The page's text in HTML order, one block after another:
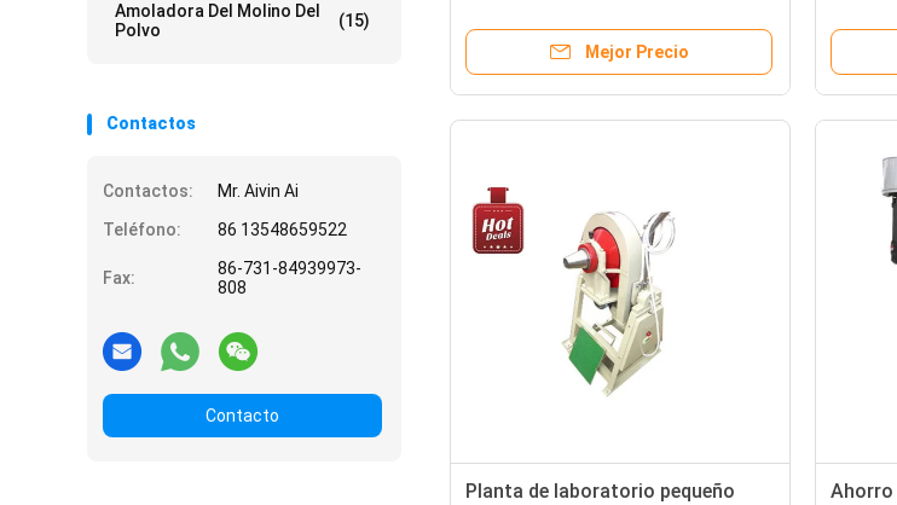
Amoladora Del Molino Del
Polvo
(15)
Contactos
Contactos:
Mr. Aivin Ai
Teléfono:
86 13548659522
Fax:
86-731-84939973-
808
Contacto
Mejor Precio
Planta de laboratorio pequeño
Ahorro